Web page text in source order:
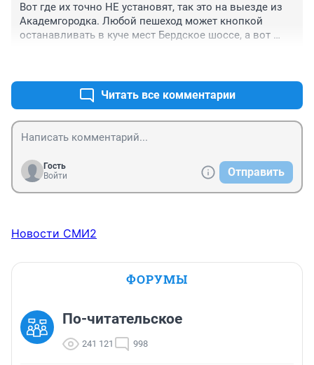
Вот где их точно НЕ установят, так это на выезде из
Академгородка. Любой пешеход может кнопкой
останавливать в куче мест Бердское шоссе, а вот
поток, не мешайте движению. И налоги платить не
забывайте. Но на безопасные регулируемые развязки
вы себе не заработали, обойдетесь.
Читать все комментарии
Гость
Войти
Отправить
Новости СМИ2
ФОРУМЫ
По-читательское
241 121 998